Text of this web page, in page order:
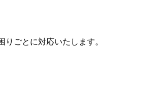
ごとに対応いたします。